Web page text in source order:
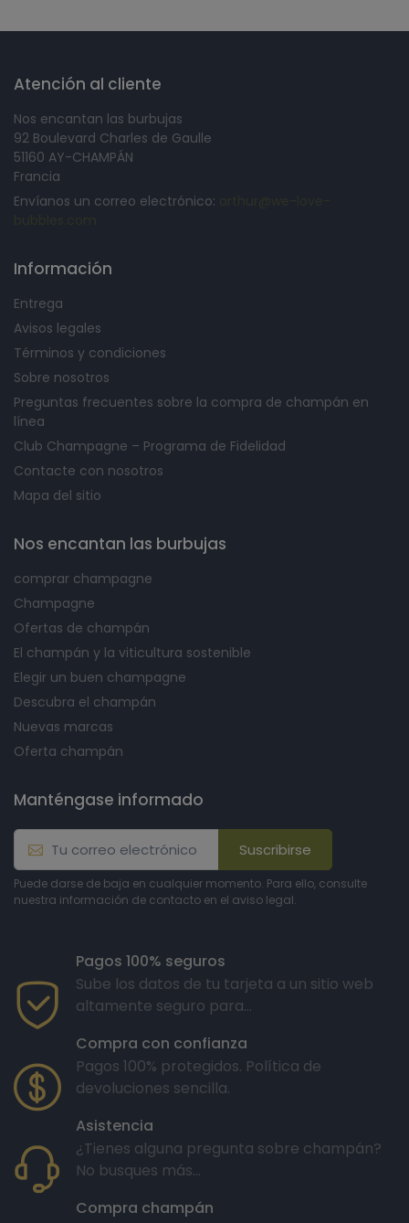
Atención al cliente
Nos encantan las burbujas
92 Boulevard Charles de Gaulle
51160 AY-CHAMPÁN
Francia
Envíanos un correo electrónico:
Información
Entrega
Avisos legales
Términos y condiciones
Sobre nosotros
Preguntas frecuentes sobre la compra de champán en
línea
Club Champagne – Programa de Fidelidad
Contacte con nosotros
Mapa del sitio
Nos encantan las burbujas
comprar champagne
Champagne
Ofertas de champán
El champán y la viticultura sostenible
Elegir un buen champagne
Descubra el champán
Nuevas marcas
Oferta champán
Manténgase informado
Suscribirse
Puede darse de baja en cualquier momento. Para ello, consulte
nuestra información de contacto en el aviso legal.
Pagos 100% seguros
Sube los datos de tu tarjeta a un sitio web
altamente seguro para...
Compra con confianza
Pagos 100% protegidos. Política de
devoluciones sencilla.
Asistencia
¿Tienes alguna pregunta sobre champán?
No busques más...
Compra champán